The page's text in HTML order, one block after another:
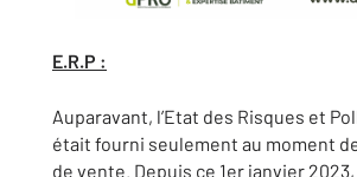
E.R.P :
Auparavant, l’Etat des Risques et
était fourni seulement au moment
de vente. Depuis ce 1er janvier 2023,